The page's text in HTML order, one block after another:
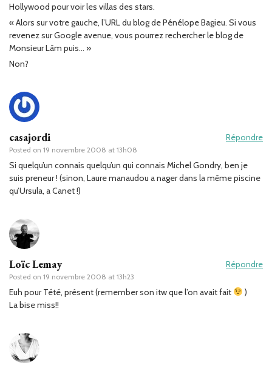
Hollywood pour voir les villas des stars.
« Alors sur votre gauche, l’URL du blog de Pénélope Bagieu. Si vous
revenez sur Google avenue, vous pourrez rechercher le blog de
Monsieur Lâm puis… »
Non?
casajordi
Posted on 19 novembre 2008 at 13h08
Répondre
Si quelqu’un connais quelqu’un qui connais Michel Gondry, ben je
suis preneur ! (sinon, Laure manaudou a nager dans la même piscine
qu’Ursula, a Canet !)
Loïc Lemay
Posted on 19 novembre 2008 at 13h23
Répondre
Euh pour Tété, présent (remember son itw que l’on avait fait
)
La bise miss!!